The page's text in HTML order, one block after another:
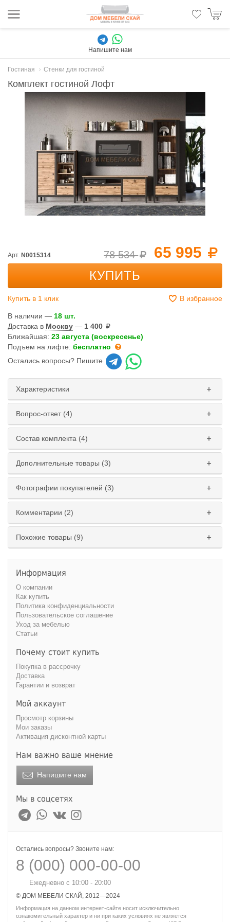
Напишите нам
Гостиная Стенки для гостиной
Комплект гостиной Лофт
65 995
78 534
Арт. N0015314
КУПИТЬ
Купить в 1 клик В избранное
В наличии — 18 шт.
Доставка в Москву — 1 400
Ближайшая: 23 августа (воскресенье)
Подъем на лифте: бесплатно
Остались вопросы? Пишите
Характеристики
Вопрос-ответ (4)
Состав комплекта (4)
Дополнительные товары (3)
Фотографии покупателей (3)
Комментарии (2)
Похожие товары (9)
Информация
О компании
Как купить
Политика конфиденциальности
Пользовательское соглашение
Уход за мебелью
Статьи
Почему стоит купить
Покупка в рассрочку
Доставка
Гарантии и возврат
Мой аккаунт
Просмотр корзины
Мои заказы
Активация дисконтной карты
Нам важно ваше мнение
Напишите нам
Мы в соцсетях
Остались вопросы? Звоните нам:
8 (000) 000-00-00
Ежедневно с 10:00 - 20:00
© ДОМ МЕБЕЛИ СКАЙ, 2012—2024
Информация на данном интернет-сайте носит исключительно
ознакомительный характер и ни при каких условиях не является